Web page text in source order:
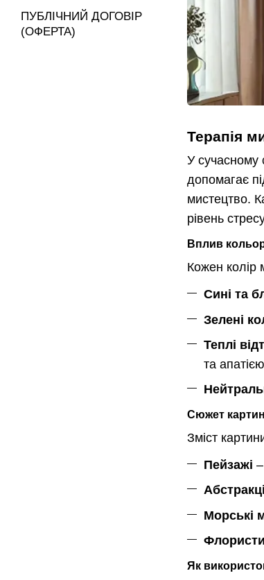
Терапія
У сучасному
допомагає
мистецтво.
рівень
Вплив
Кожен колір
Сині та
Зелені
Теплі
та
Сюжет
Зміст
Пейзажі
Морські
Як
ПУБЛІЧНИЙ ДОГОВІР
(ОФЕРТА)